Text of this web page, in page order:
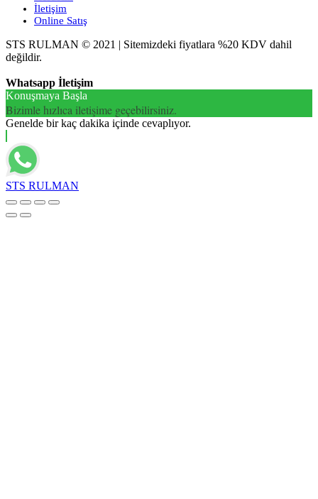
İletişim
Online Satış
STS RULMAN © 2021 | Sitemizdeki fiyatlara %20 KDV dahil
değildir.
Whatsapp İletişim
Konuşmaya Başla
Bizimle hızlıca iletişime geçebilirsiniz.
Genelde bir kaç dakika içinde cevaplıyor.
STS RULMAN